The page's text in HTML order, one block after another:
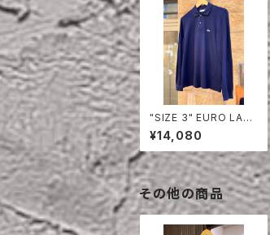
"SIZE 3" EURO LAC
OSTE POLO SHIRT
LONG SLEEVE
¥14,080
その他の商品